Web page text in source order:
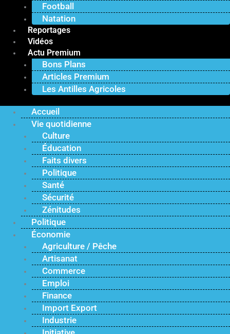
Football
Natation
Reportages
Vidéos
Actu Premium
Bons Plans
Articles Premium
Les Antilles Agricoles
Accueil
Vie quotidienne
Culture
Éducation
Faits divers
Politique
Santé
Sécurité
Zénitudes
Politique
Économie
Agriculture / Pêche
Artisanat
Commerce
Emploi
Finance
Import Export
Industrie